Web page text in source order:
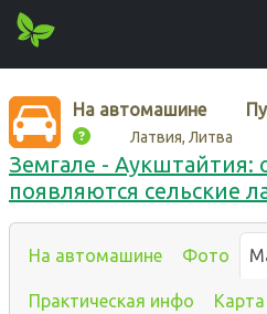
На автомашине
Латвия, Литва
Земгале - Аукштайтия:
появляются сельские
На автомашине Фото
Практическая инфо Карта